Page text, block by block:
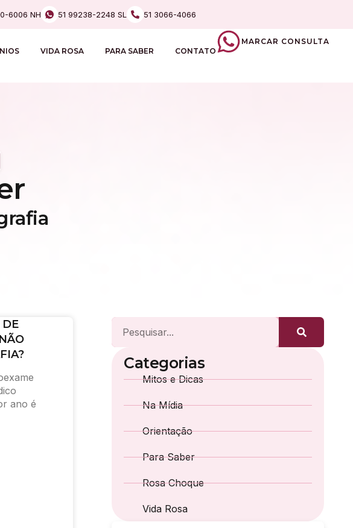
6006 NH 51 99238-2248 SL 51 3066-4066
VIDA ROSA PARA SABER CONTATO
MARCAR CONSULTA
DE
ano é
Categorias
Mitos e Dicas
Na Mídia
Orientação
Para Saber
Rosa Choque
Vida Rosa